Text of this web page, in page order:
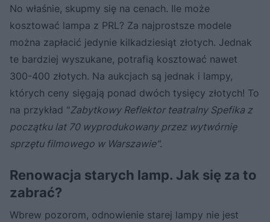
No właśnie, skupmy się na cenach. Ile może
kosztować lampa z PRL? Za najprostsze modele
można zapłacić jedynie kilkadziesiąt złotych. Jednak
te bardziej wyszukane, potrafią kosztować nawet
300-400 złotych. Na aukcjach są jednak i lampy,
których ceny sięgają ponad dwóch tysięcy złotych! To
na przykład "Zabytkowy Reflektor teatralny Spefika z
początku lat 70 wyprodukowany przez wytwórnię
sprzętu filmowego w Warszawie".
Renowacja starych lamp. Jak się za to
zabrać?
Wbrew pozorom, odnowienie starej lampy nie jest